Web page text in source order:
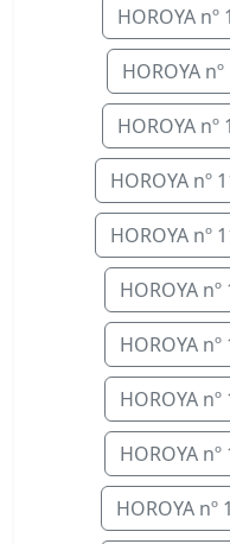
HOROYA nº
HOROYA
HOROYA
HOROYA nº
HOROYA nº
HOROYA
HOROYA
HOROYA
HOROYA
HOROYA